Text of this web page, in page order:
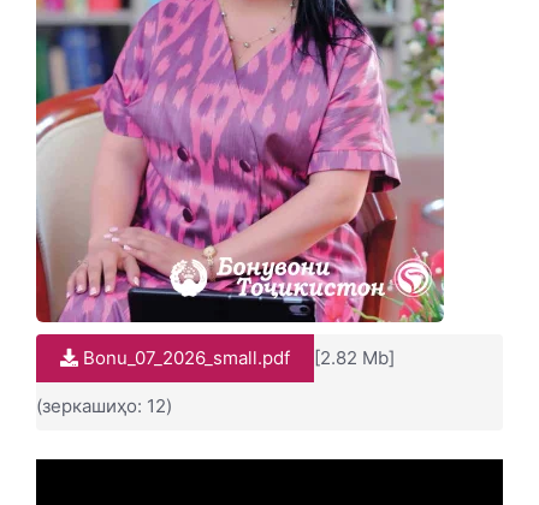
Bonu_07_2026_small.pdf [2.82 Mb]
(зеркашиҳо: 12)